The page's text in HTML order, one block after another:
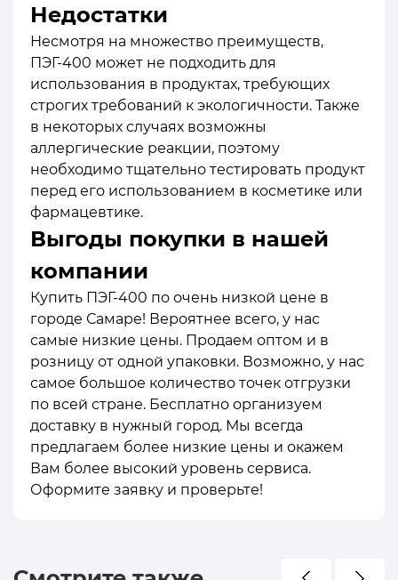
Недостатки
Несмотря на множество преимуществ,
ПЭГ-400 может не подходить для
использования в продуктах, требующих
строгих требований к экологичности. Также
в некоторых случаях возможны
аллергические реакции, поэтому
необходимо тщательно тестировать продукт
перед его использованием в косметике или
фармацевтике.
Выгоды покупки в нашей
компании
Купить ПЭГ-400 по очень низкой цене в
городе Самаре! Вероятнее всего, у нас
самые низкие цены. Продаем оптом и в
розницу от одной упаковки. Возможно, у нас
самое большое количество точек отгрузки
по всей стране. Бесплатно организуем
доставку в нужный город. Мы всегда
предлагаем более низкие цены и окажем
Вам более высокий уровень сервиса.
Оформите заявку и проверьте!